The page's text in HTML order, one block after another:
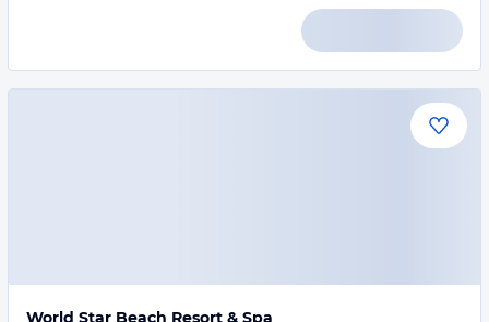
World Star Beach Resort & Spa